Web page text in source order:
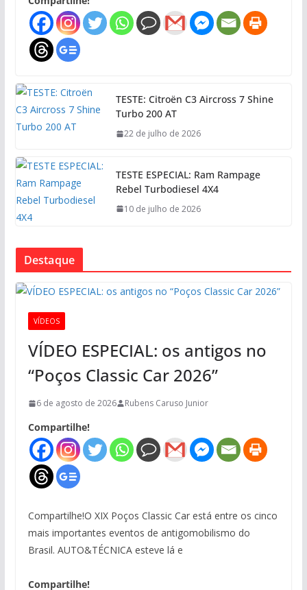
TESTE: Citroën C3 Aircross 7 Shine
Turbo 200 AT
22 de julho de 2026
TESTE ESPECIAL: Ram Rampage
Rebel Turbodiesel 4X4
10 de julho de 2026
Destaque
VÍDEOS
VÍDEO ESPECIAL: os antigos no
“Poços Classic Car 2026”
6 de agosto de 2026 Rubens Caruso Junior
Compartilhe!
Compartilhe!O XIX Poços Classic Car está entre os cinco
mais importantes eventos de antigomobilismo do
Brasil. AUTO&TÉCNICA esteve lá e
Compartilhe!